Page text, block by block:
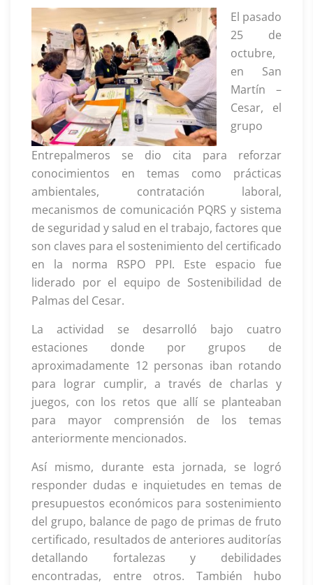
El pasado
25 de
octubre,
en San
Martín –
Cesar, el
grupo
Entrepalmeros se dio cita para reforzar
conocimientos en temas como prácticas
ambientales, contratación laboral,
mecanismos de comunicación PQRS y sistema
de seguridad y salud en el trabajo, factores que
son claves para el sostenimiento del certificado
en la norma RSPO PPI. Este espacio fue
liderado por el equipo de Sostenibilidad de
Palmas del Cesar.
La actividad se desarrolló bajo cuatro
estaciones donde por grupos de
aproximadamente 12 personas iban rotando
para lograr cumplir, a través de charlas y
juegos, con los retos que allí se planteaban
para mayor comprensión de los temas
anteriormente mencionados.
Así mismo, durante esta jornada, se logró
responder dudas e inquietudes en temas de
presupuestos económicos para sostenimiento
del grupo, balance de pago de primas de fruto
certificado, resultados de anteriores auditorías
detallando fortalezas y debilidades
encontradas, entre otros. También hubo